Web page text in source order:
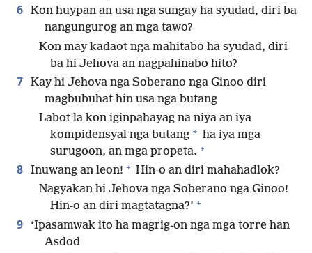
6 Kon huypan an usa nga sungay ha syudad, diri ba
nangungurog an mga tawo?
Kon may kadaot nga mahitabo ha syudad, diri
ba hi Jehova an nagpahinabo hito?
7 Kay hi Jehova nga Soberano nga Ginoo diri
magbubuhat hin usa nga butang
Labot la kon iginpahayag na niya an iya
kompidensyal nga butang * ha iya mga
surugoon, an mga propeta. +
8 Inuwang an leon! + Hin-o an diri mahahadlok?
Nagyakan hi Jehova nga Soberano nga Ginoo!
Hin-o an diri magtatagna?’ +
9
‘Ipasamwak ito ha magrig-on nga mga torre han
Asdod